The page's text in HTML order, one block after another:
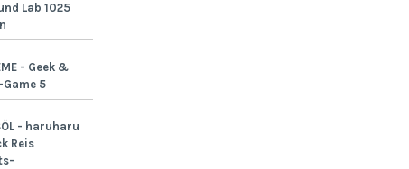
Lab 1025
- Geek &
5
- haruharu
Reis